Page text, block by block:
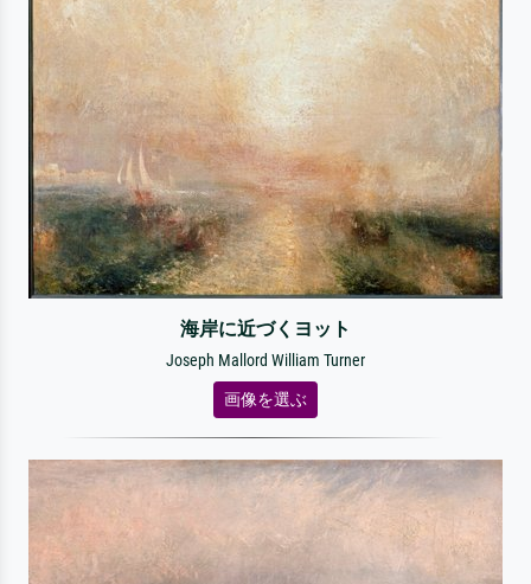
海岸に近づくヨット
Joseph Mallord William Turner
画像を選ぶ